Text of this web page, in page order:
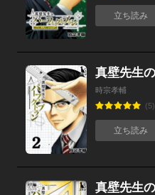
立ち読み
時宗孝輔
(5)
立ち読み